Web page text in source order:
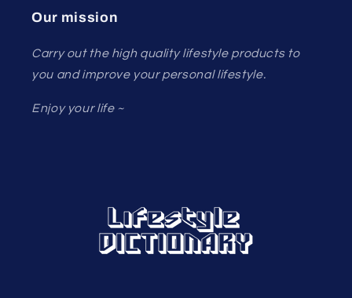
Our mission
Carry out the high quality lifestyle products to
you and improve your personal lifestyle.
Enjoy your life ~